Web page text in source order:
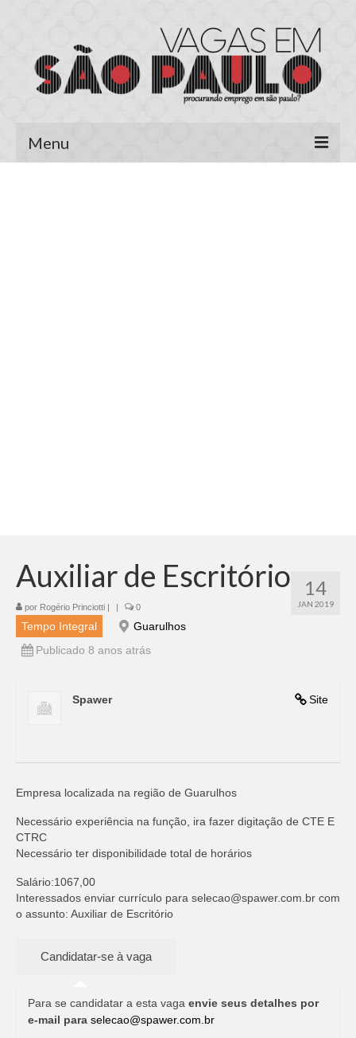
Menu
14
JAN 2019
Auxiliar de Escritório
por Rogério Princiotti | | 0
Tempo Integral
Guarulhos
Publicado 8 anos atrás
Site
Spawer
Empresa localizada na região de Guarulhos
Necessário experiência na função, ira fazer digitação de CTE E
CTRC
Necessário ter disponibilidade total de horários
Salário:1067,00
Interessados enviar currículo para selecao@spawer.com.br com
o assunto: Auxiliar de Escritório
Para se candidatar a esta vaga envie seus detalhes por
e-mail para selecao@spawer.com.br